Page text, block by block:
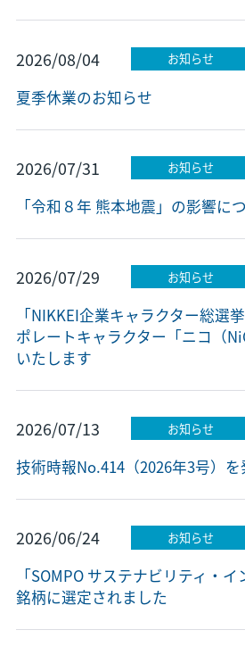
2026/08/04 お知らせ
夏季休業のお知らせ
2026/07/31 お知らせ
「令和８年 熊本地震」の影響に
2026/07/29 お知らせ
「NIKKEI企業キャラクター総選
ポレートキャラクター「ニコ（
いたします
2026/07/13 お知らせ
技術時報No.414（2026年3号）
2026/06/24 お知らせ
「SOMPO サステナビリティ・
銘柄に選定されました